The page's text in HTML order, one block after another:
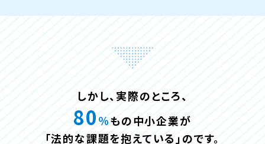
しかし、実際のところ、
80％もの中小企業が
「法的な課題を抱えている」のです。